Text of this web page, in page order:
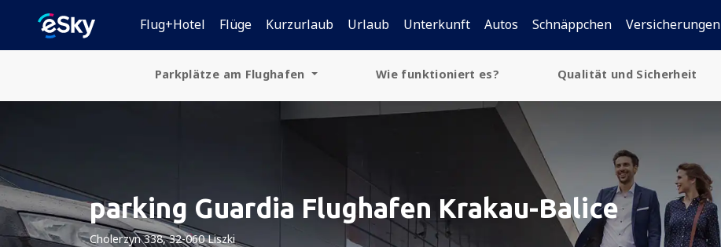
Flug+Hotel Flüge Kurzurlaub Urlaub Unterkunft Autos Schnäppchen Versicherungen
Parkplätze am Flughafen
Slowakei
Wie funktioniert es? Qualität und Sicherheit
parking Guardia Flughafen Krakau-Balice
Cholerzyn 338, 32-060 Liszki